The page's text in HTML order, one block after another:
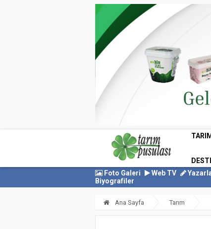
TARIM
Foto Galeri
Web TV
Biyografiler
Ana Sayfa Tarım